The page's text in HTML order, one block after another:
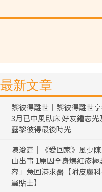
最新文章
黎彼得離世｜黎彼得離世
3月已中風臥床 好友鍾志光
露黎彼得最後時光
陳浚霆｜《愛回家》風少
山出事 1原因全身爆紅疹極
容」急回港求醫【附皮膚
蟲貼士】